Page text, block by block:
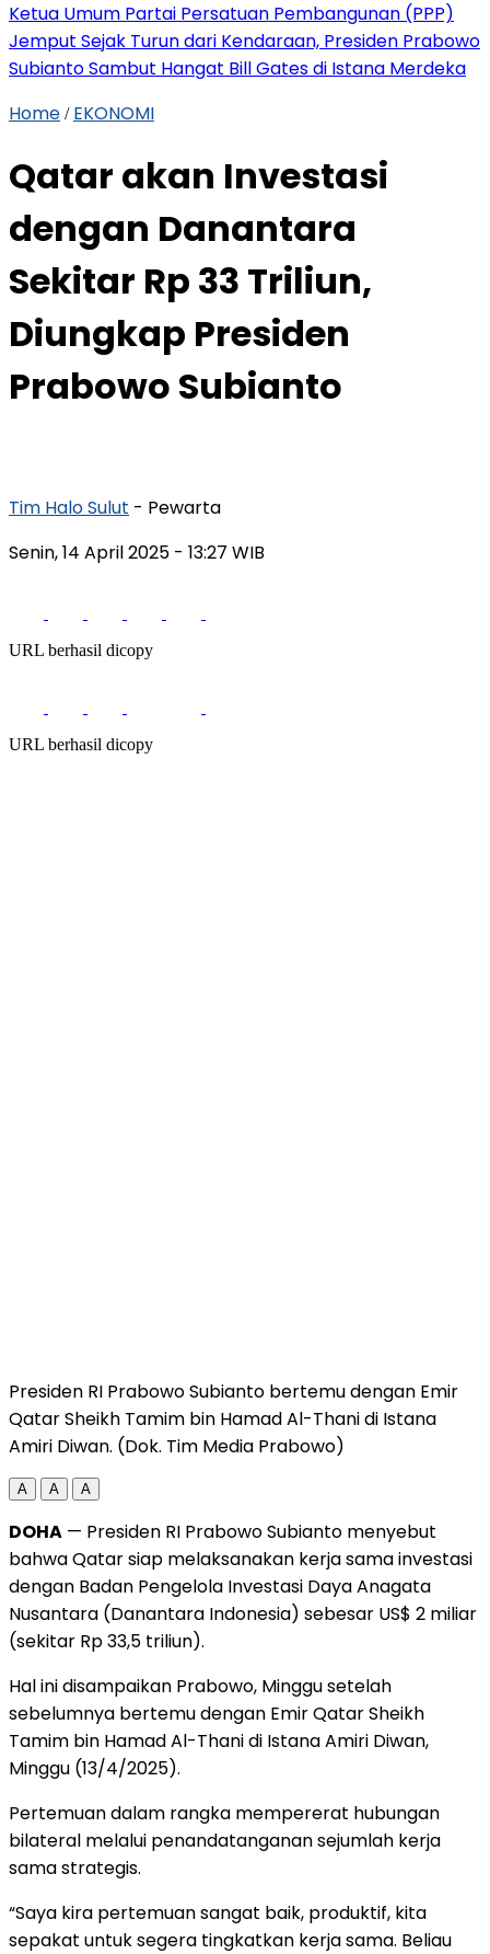
Ketua Umum Partai Persatuan Pembangunan (PPP)
Jemput Sejak Turun dari Kendaraan, Presiden Prabowo
Subianto Sambut Hangat Bill Gates di Istana Merdeka
Home / EKONOMI
Qatar akan Investasi
dengan Danantara
Sekitar Rp 33 Triliun,
Diungkap Presiden
Prabowo Subianto
Tim Halo Sulut - Pewarta
Senin, 14 April 2025 - 13:27 WIB
URL berhasil dicopy
URL berhasil dicopy
Presiden RI Prabowo Subianto bertemu dengan Emir
Qatar Sheikh Tamim bin Hamad Al-Thani di Istana
Amiri Diwan. (Dok. Tim Media Prabowo)
A A A
DOHA — Presiden RI Prabowo Subianto menyebut
bahwa Qatar siap melaksanakan kerja sama investasi
dengan Badan Pengelola Investasi Daya Anagata
Nusantara (Danantara Indonesia) sebesar US$ 2 miliar
(sekitar Rp 33,5 triliun).
Hal ini disampaikan Prabowo, Minggu setelah
sebelumnya bertemu dengan Emir Qatar Sheikh
Tamim bin Hamad Al-Thani di Istana Amiri Diwan,
Minggu (13/4/2025).
Pertemuan dalam rangka mempererat hubungan
bilateral melalui penandatanganan sejumlah kerja
sama strategis.
“Saya kira pertemuan sangat baik, produktif, kita
sepakat untuk segera tingkatkan kerja sama. Beliau